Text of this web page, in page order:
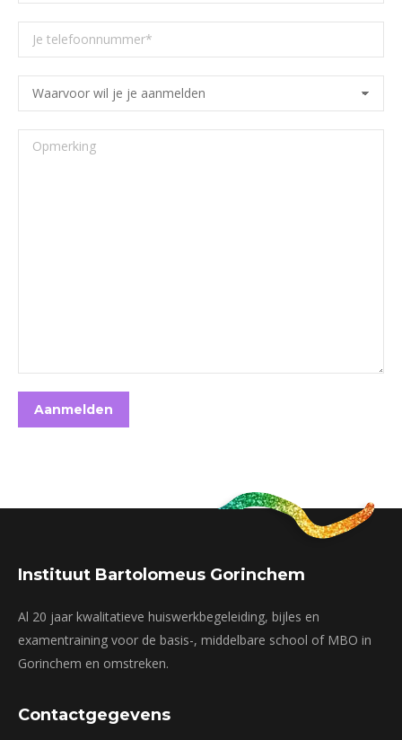
Instituut Bartolomeus Gorinchem
Al 20 jaar kwalitatieve huiswerkbegeleiding, bijles en
examentraining voor de basis-, middelbare school of MBO in
Gorinchem en omstreken.
Contactgegevens